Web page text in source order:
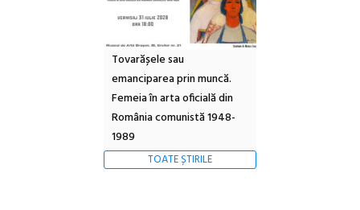
Tovarășele sau
emanciparea prin muncă.
Femeia în arta oficială din
România comunistă 1948-
1989
TOATE ȘTIRILE